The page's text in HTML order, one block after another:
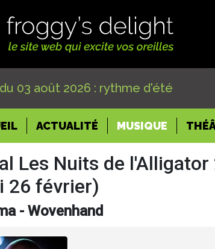
03 août 2026 : rythme d'été
(CURRENT)
ACTUALITÉ MUSIQUE
Les Nuits de l'Alligator
26 février)
- Wovenhand